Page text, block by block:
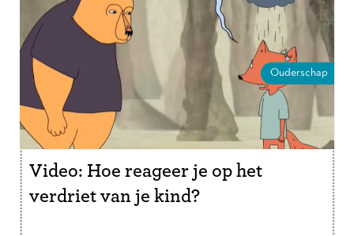
Ouderschap
Video: Hoe reageer je op het
verdriet van je kind?